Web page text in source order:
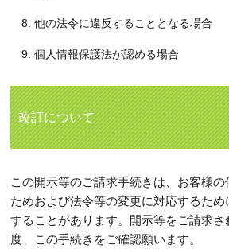
他の法令に違反することとなる場合
個人情報保護法が認める場合
改訂について
この開示等のご請求手続きは、お客様
ためおよび法令等の変更に対応するた
することがあります。開示等をご請求
度、この手続きをご確認願います。